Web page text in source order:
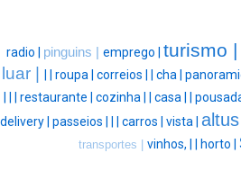
radio | pinguins | emprego | turismo |
luar | | | roupa | correios | | cha |
| | | restaurante | cozinha | | casa | |
delivery | passeios | | | carros | vista |
transportes | vinhos, | | horto |